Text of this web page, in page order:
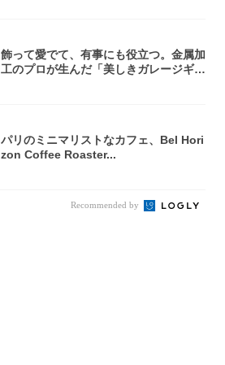
飾って愛でて、有事にも役立つ。金属加
工のプロが生んだ「美しきガレージギ
パリのミニマリストなカフェ、Bel Hori
zon Coffee Roaster...
Recommended by